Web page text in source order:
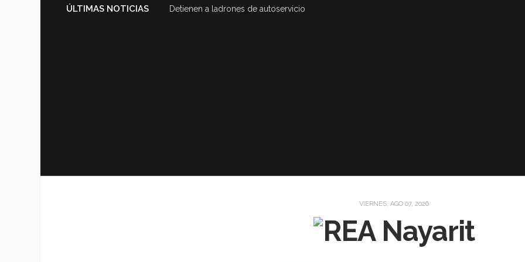
ÚLTIMAS NOTICIAS Detienen a ladrones de autoservicio
VIERNES, AGO 07, 2026